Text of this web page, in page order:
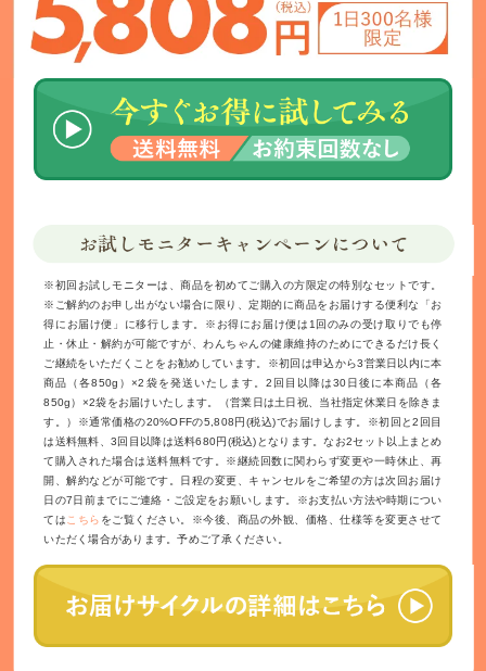
※初回お試しモニターは、商品を初めてご購入の方限定の特別なセットです。
※ご解約のお申し出がない場合に限り、定期的に商品をお届けする便利な「お
得にお届け便」に移行します。※お得にお届け便は1回のみの受け取りでも停
止・休止・解約が可能ですが、わんちゃんの健康維持のためにできるだけ長く
ご継続をいただくことをお勧めしています。※初回は申込から3営業日以内に本
商品（各850g）×2袋を発送いたします。2回目以降は30日後に本商品（各
850g）×2袋をお届けいたします。（営業日は土日祝、当社指定休業日を除きま
す。）※通常価格の20%OFFの5,808円(税込)でお届けします。※初回と2回目
は送料無料、3回目以降は送料680円(税込)となります。なお2セット以上まとめ
て購入された場合は送料無料です。※継続回数に関わらず変更や一時休止、再
開、解約などが可能です。日程の変更、キャンセルをご希望の方は次回お届け
日の7日前までにご連絡・ご設定をお願いします。※お支払い方法や時期につい
てはこちら をご覧ください。※今後、商品の外観、価格、仕様等を変更させて
いただく場合があります。予めご了承ください。